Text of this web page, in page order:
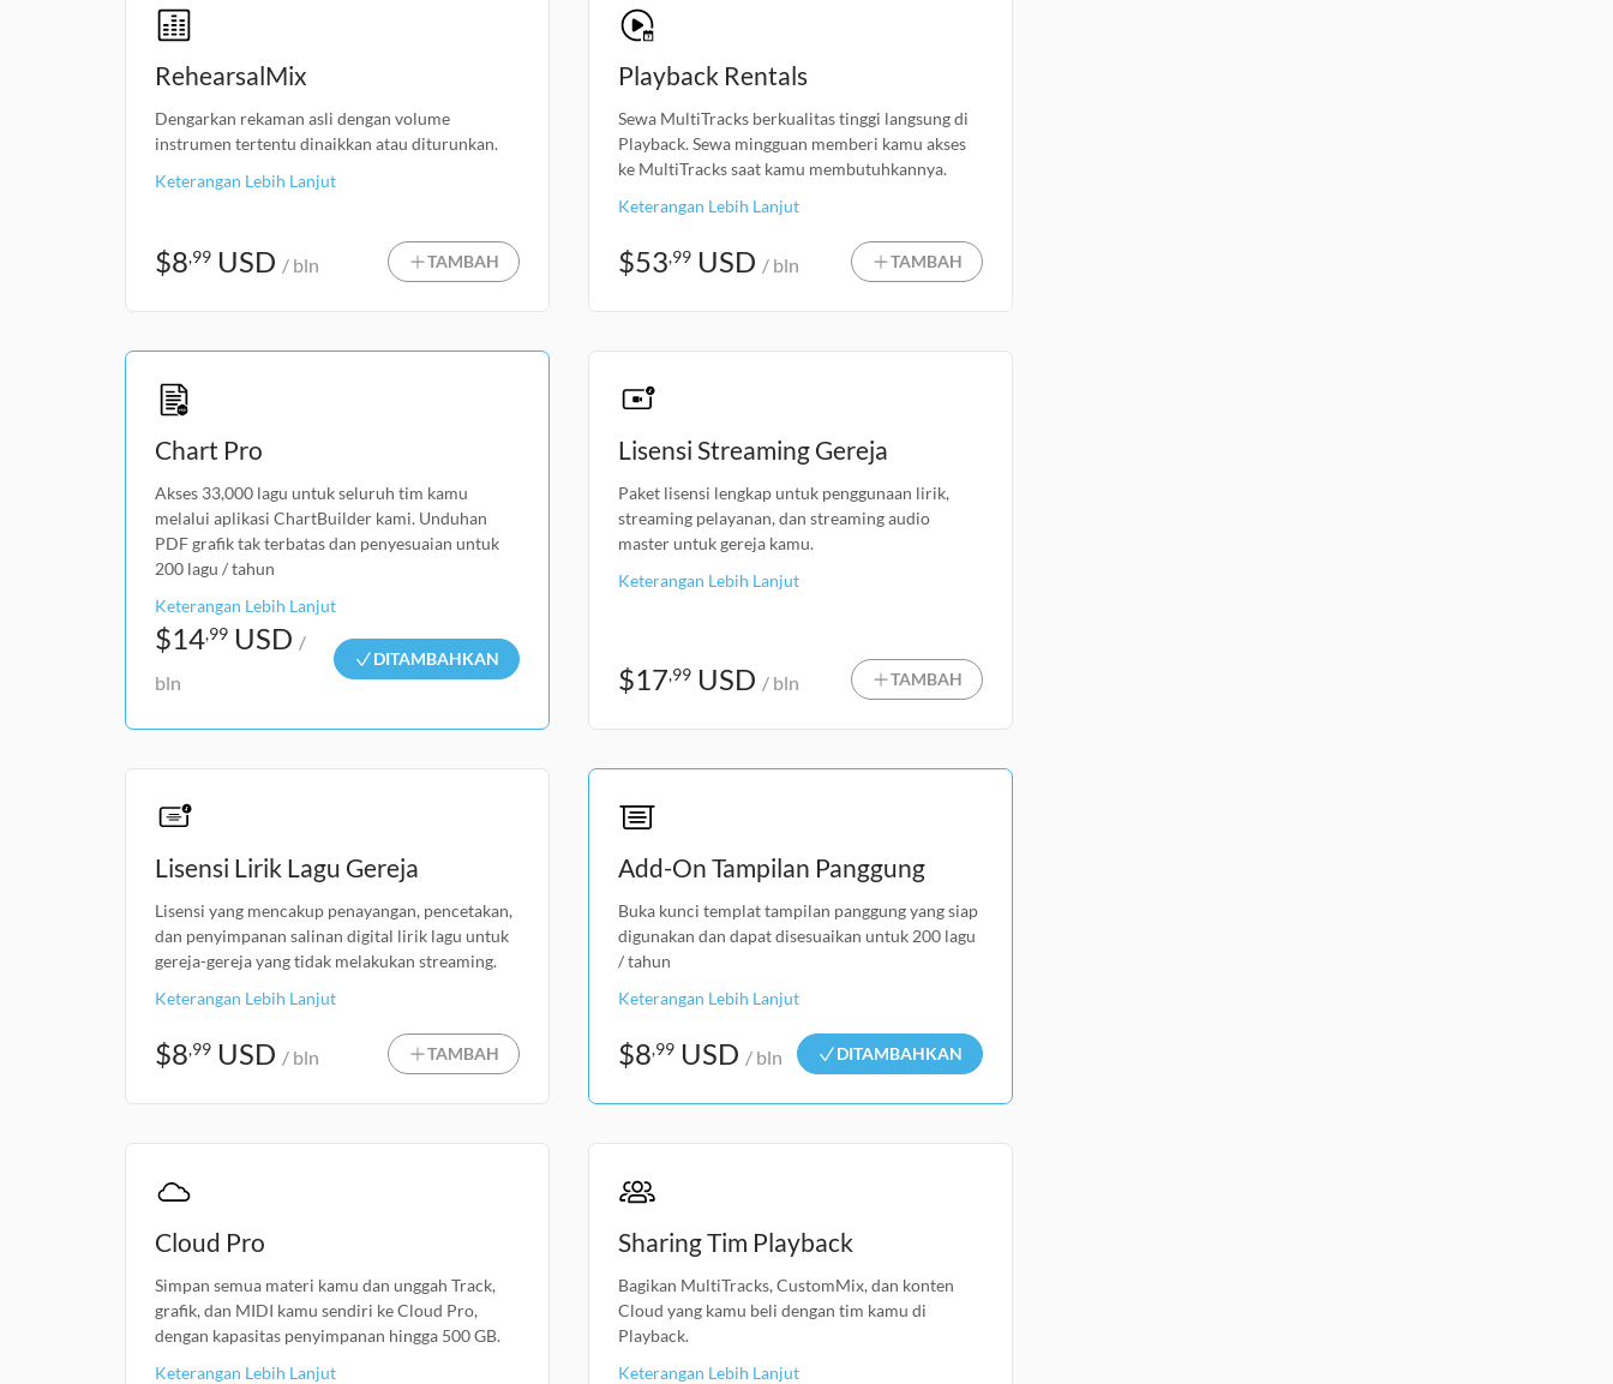
RehearsalMix
Dengarkan rekaman asli dengan volume
instrumen tertentu dinaikkan atau diturunkan.
Keterangan Lebih Lanjut
$8,99 USD / bln TAMBAH
Playback Rentals
Sewa MultiTracks berkualitas tinggi langsung di
Playback. Sewa mingguan memberi kamu akses
ke MultiTracks saat kamu membutuhkannya.
Keterangan Lebih Lanjut
$53,99 USD / bln TAMBAH
Chart Pro
Akses 33,000 lagu untuk seluruh tim kamu
melalui aplikasi ChartBuilder kami. Unduhan
PDF grafik tak terbatas dan penyesuaian untuk
200 lagu / tahun
Keterangan Lebih Lanjut
$14,99 USD /
bln
DITAMBAHKAN
Lisensi Streaming Gereja
Paket lisensi lengkap untuk penggunaan lirik,
streaming pelayanan, dan streaming audio
master untuk gereja kamu.
Keterangan Lebih Lanjut
$17,99 USD / bln TAMBAH
Lisensi Lirik Lagu Gereja
Lisensi yang mencakup penayangan, pencetakan,
dan penyimpanan salinan digital lirik lagu untuk
gereja-gereja yang tidak melakukan streaming.
Keterangan Lebih Lanjut
$8,99 USD / bln TAMBAH
Add-On Tampilan Panggung
Buka kunci templat tampilan panggung yang siap
digunakan dan dapat disesuaikan untuk 200 lagu
/ tahun
Keterangan Lebih Lanjut
$8,99 USD / bln DITAMBAHKAN
Cloud Pro
Simpan semua materi kamu dan unggah Track,
grafik, dan MIDI kamu sendiri ke Cloud Pro,
dengan kapasitas penyimpanan hingga 500 GB.
Keterangan Lebih Lanjut
Sharing Tim Playback
Bagikan MultiTracks, CustomMix, dan konten
Cloud yang kamu beli dengan tim kamu di
Playback.
Keterangan Lebih Lanjut